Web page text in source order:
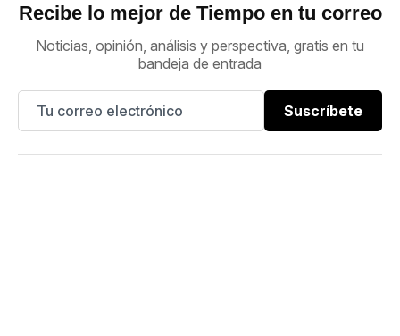
Recibe lo mejor de Tiempo en tu correo
Noticias, opinión, análisis y perspectiva, gratis en tu
bandeja de entrada
Suscríbete